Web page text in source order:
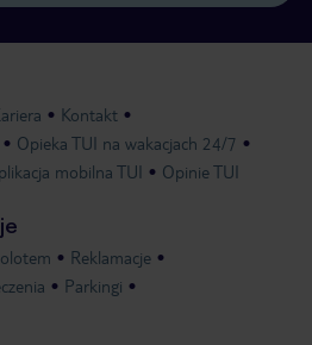
Kontakt
Opieka TUI na wakacjach 24/7
mobilna TUI Opinie TUI
Reklamacje
Parkingi